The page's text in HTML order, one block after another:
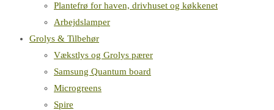
Plantefrø for haven, drivhuset og køkkenet
Arbejdslamper
Grolys & Tilbehør
Vækstlys og Grolys pærer
Samsung Quantum board
Microgreens
Spire